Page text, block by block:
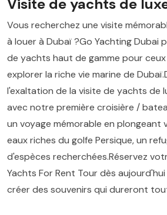
Vous recherchez une visite
à louer à Dubaï ?Go Yachting Dubai
de yachts haut de gamme pour
explorer la riche vie marine de
l'exaltation de la visite de yachts de
avec notre première croisière /
un voyage mémorable en plongeant
eaux riches du golfe Persique, un
d'espèces recherchées.Réservez
Yachts For Rent Tour dès
créer des souvenirs qui dureront